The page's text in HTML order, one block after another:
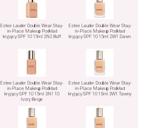
Estee Lauder Double Wear Stay-
in-Place Makeup Podkład
kryjący SPF 10 15ml 2N2 Buff
Estee Lauder Double Wear Stay-
in-Place Makeup Podkład
kryjący SPF 10 15ml 2W1 Dawn
Estee Lauder Double Wear Stay-
in-Place Makeup Podkład
kryjący SPF 10 15ml 3N1 10
Ivory Beige
Estee Lauder Double Wear Stay-
in-Place Makeup Podkład
kryjący SPF 10 15ml 3W1 Tawny